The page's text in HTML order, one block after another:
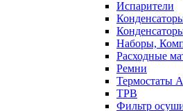
Испарители
Наборы,
Расходные
Ремни
Термостаты
ТРВ
Фильтр